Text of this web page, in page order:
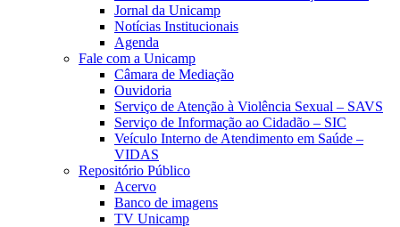
Jornal da Unicamp
Notícias Institucionais
Agenda
Fale com a Unicamp
Câmara de Mediação
Ouvidoria
Serviço de Atenção à Violência Sexual – SAVS
Serviço de Informação ao Cidadão – SIC
Veículo Interno de Atendimento em Saúde –
VIDAS
Repositório Público
Acervo
Banco de imagens
TV Unicamp